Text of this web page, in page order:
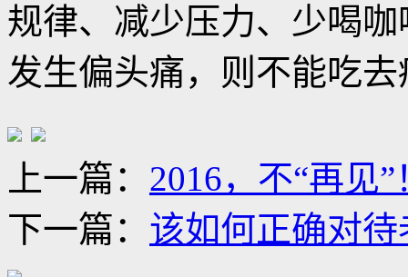
规律、减少压力、少喝
发生偏头痛，则不能吃
上一篇： 2016，不“再见
下一篇： 该如何正确对